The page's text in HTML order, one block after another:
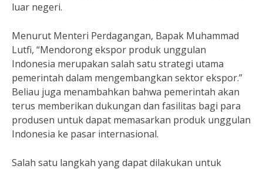
luar negeri.
Menurut Menteri Perdagangan, Bapak Muhammad
Lutfi, “Mendorong ekspor produk unggulan
Indonesia merupakan salah satu strategi utama
pemerintah dalam mengembangkan sektor ekspor.”
Beliau juga menambahkan bahwa pemerintah akan
terus memberikan dukungan dan fasilitas bagi para
produsen untuk dapat memasarkan produk unggulan
Indonesia ke pasar internasional.
Salah satu langkah yang dapat dilakukan untuk